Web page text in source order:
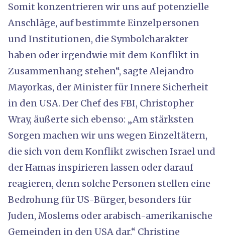
Somit konzentrieren wir uns auf potenzielle
Anschläge, auf bestimmte Einzelpersonen
und Institutionen, die Symbolcharakter
haben oder irgendwie mit dem Konflikt in
Zusammenhang stehen“, sagte Alejandro
Mayorkas, der Minister für Innere Sicherheit
in den USA. Der Chef des FBI, Christopher
Wray, äußerte sich ebenso: „Am stärksten
Sorgen machen wir uns wegen Einzeltätern,
die sich von dem Konflikt zwischen Israel und
der Hamas inspirieren lassen oder darauf
reagieren, denn solche Personen stellen eine
Bedrohung für US-Bürger, besonders für
Juden, Moslems oder arabisch-amerikanische
Gemeinden in den USA dar.“ Christine